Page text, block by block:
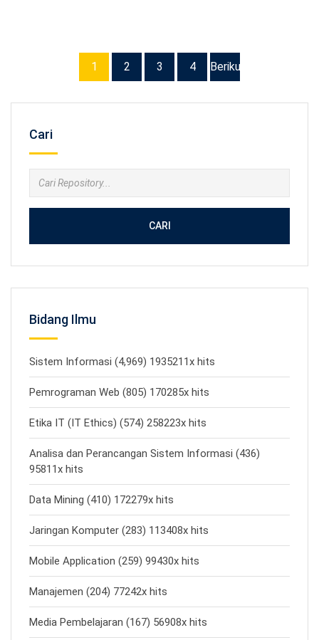
1 2 3 4 Berikutnya
Cari
CARI
Bidang Ilmu
Sistem Informasi (4,969) 1935211x hits
Pemrograman Web (805) 170285x hits
Etika IT (IT Ethics) (574) 258223x hits
Analisa dan Perancangan Sistem Informasi (436)
95811x hits
Data Mining (410) 172279x hits
Jaringan Komputer (283) 113408x hits
Mobile Application (259) 99430x hits
Manajemen (204) 77242x hits
Media Pembelajaran (167) 56908x hits